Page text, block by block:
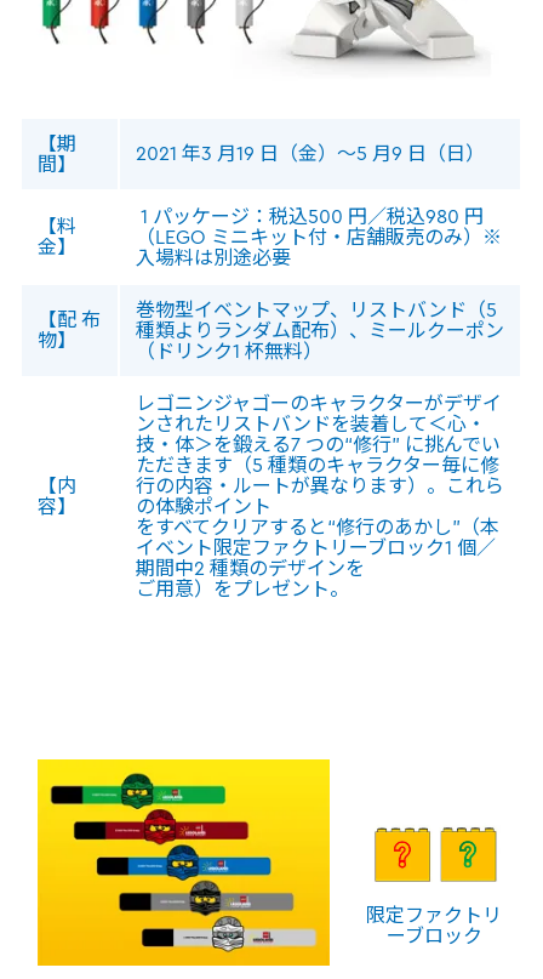
【期
間】
2021 年3 月19 日（金）～5 月9 日（日）
【料
金】
1 パッケージ：税込500 円／税込980 円
（LEGO ミニキット付・店舗販売のみ）※
入場料は別途必要
【配 布
物】
巻物型イベントマップ、リストバンド（5
種類よりランダム配布）、ミールクーポン
（ドリンク1 杯無料）
【内
容】
レゴニンジャゴーのキャラクターがデザイ
ンされたリストバンドを装着して＜心・
技・体＞を鍛える7 つの“修行” に挑んでい
ただきます（5 種類のキャラクター毎に修
行の内容・ルートが異なります）。これら
の体験ポイント
をすべてクリアすると“修行のあかし”（本
イベント限定ファクトリーブロック1 個／
期間中2 種類のデザインを
ご用意）をプレゼント。
限定ファクトリ
ーブロック